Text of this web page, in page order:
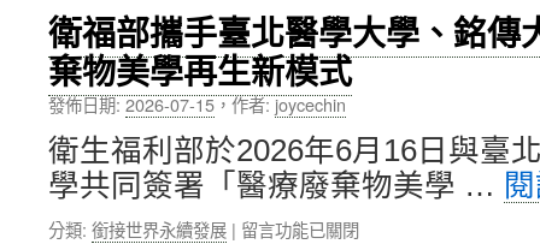
體
系
挺
進
2026
IHF
Awards
決
選，
3
衛福部攜手臺北醫學大學、銘傳
棄物美學再生新模式
發佈日期:2026-07-15，作者: joycechin
衛生福利部於2026年6月16日與臺
學共同簽署「醫療廢棄物美學 …
分類: 銜接世界永續發展 | 在
留言功能已關閉